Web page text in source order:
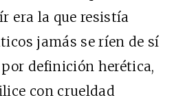
era la que resistía
jamás se ríen de sí
definición herética,
con crueldad